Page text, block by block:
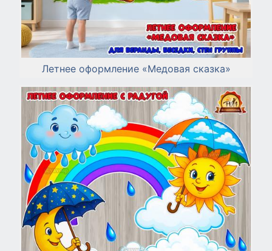
Летнее оформление «Медовая сказка»